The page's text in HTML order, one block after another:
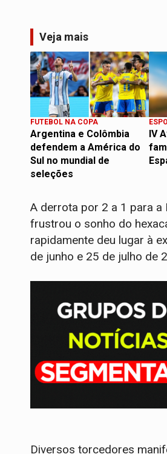
Veja mais
FUTEBOL NA COPA
Argentina e Colômbia
defendem a América do
Sul no mundial de
seleções
IV
A derrota por 2 a 1 para a
frustrou o sonho do
rapidamente deu lugar à
de junho e 25 de julho de
Diversos torcedores